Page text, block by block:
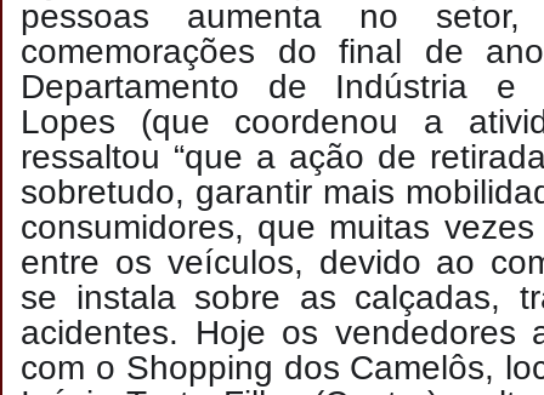
pessoas aumenta no
comemorações do final de
Departamento de Indústria e
Lopes (que coordenou a
ressaltou “que a ação de
sobretudo, garantir mais
consumidores, que muitas
entre os veículos, devido ao
se instala sobre as calçadas,
acidentes. Hoje os vendedores
com o Shopping dos Camelôs,